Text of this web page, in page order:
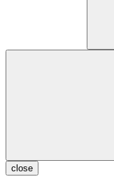
close